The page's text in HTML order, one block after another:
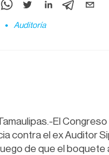
Auditoría
El
contra el ex Auditor
de que el boquete